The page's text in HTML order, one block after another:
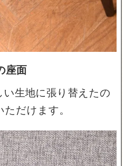
座面
生地に張り替えたの
だけます。